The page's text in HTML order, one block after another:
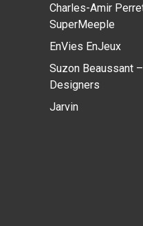
Charles-Amir
SuperMeeple
EnVies EnJeux
Suzon Beaussant
Designers
Jarvin